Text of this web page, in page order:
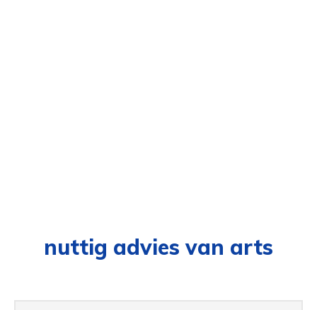
nuttig advies van arts